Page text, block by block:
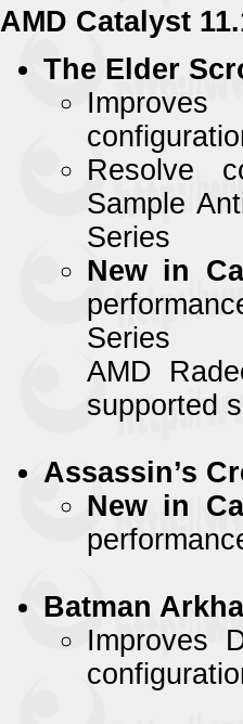
AMD Catalyst
The Elder
Resolve
Sample
Series
New in
Series
AMD
supported
Assassin’s
New in
Batman
Improves